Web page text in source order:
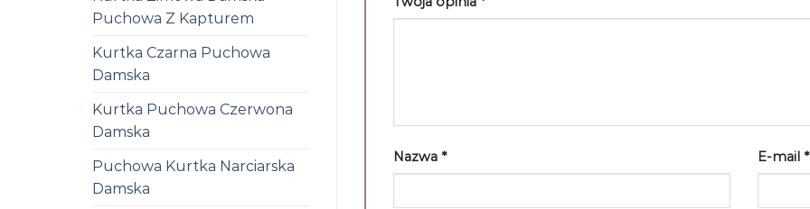
Puchowa Z Kapturem
Kurtka Czarna Puchowa
Damska
Kurtka Puchowa Czerwona
Damska
Puchowa Kurtka Narciarska
Damska
Nazwa * E-mail *